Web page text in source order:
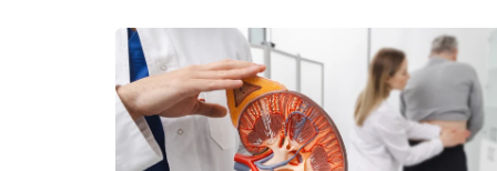
terrore di perdere i capelli, un
comune effetto collaterale di alcuni
chemioterapici. L’idea di vedersi
calva le provoca una tremenda e
profonda angoscia. «Che cosa